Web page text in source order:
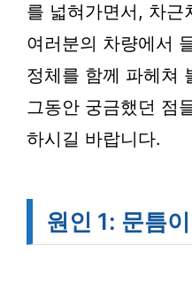
를 넓혀가면서, 차근
여러분의 차량에서
정체를 함께 파헤쳐
그동안 궁금했던 점
하시길 바랍니다.
원인 1: 문틈